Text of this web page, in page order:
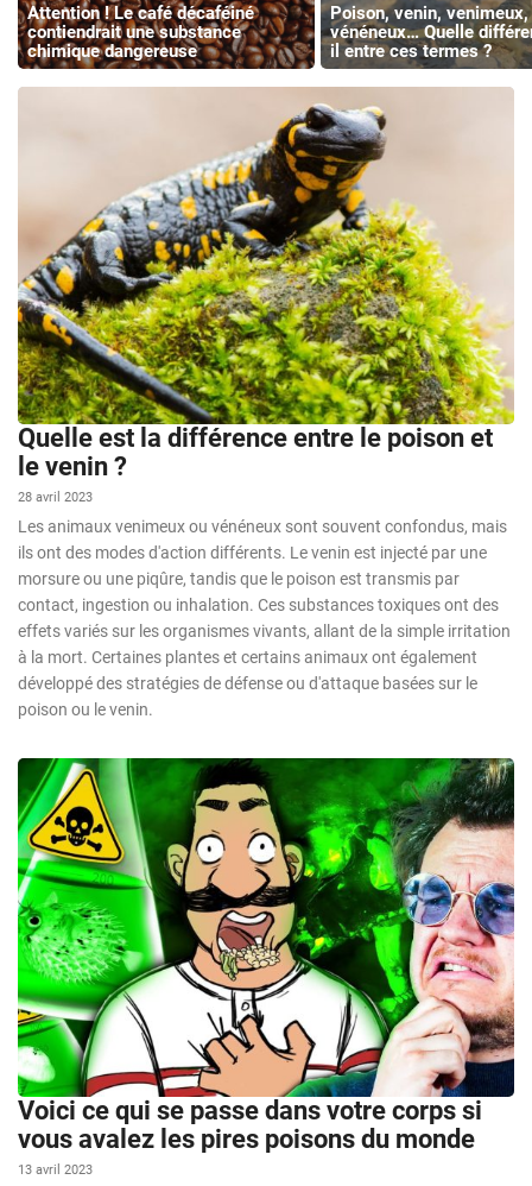
Attention ! Le café décaféiné
contiendrait une substance
chimique dangereuse
Poison, venin, venimeux,
vénéneux… Quelle
il entre ces termes ?
Quelle est la différence entre le poison et
le venin ?
28 avril 2023
Les animaux venimeux ou vénéneux sont souvent confondus, mais
ils ont des modes d'action différents. Le venin est injecté par une
morsure ou une piqûre, tandis que le poison est transmis par
contact, ingestion ou inhalation. Ces substances toxiques ont des
effets variés sur les organismes vivants, allant de la simple irritation
à la mort. Certaines plantes et certains animaux ont également
développé des stratégies de défense ou d'attaque basées sur le
poison ou le venin.
Voici ce qui se passe dans votre corps si
vous avalez les pires poisons du monde
13 avril 2023